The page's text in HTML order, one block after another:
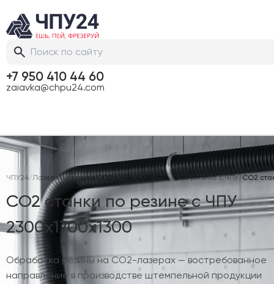
+7 950 410 44 60
zaiavka@chpu24.com
ЧПУ24/Лазерные станки CO2 с ЧПУ CO2 станки по резине с ЧПУ/CO2
CO2 станки по резине с ЧПУ
2300х1700х1300
Обработка резины на CO2-лазерах — востребованное
направление в производстве штемпельной продукции